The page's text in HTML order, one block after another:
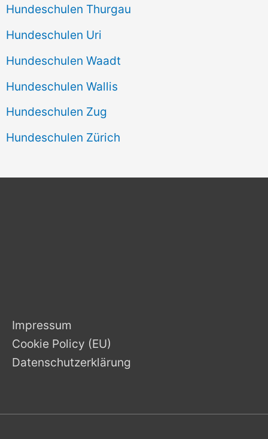
Hundeschulen Thurgau
Hundeschulen Uri
Hundeschulen Waadt
Hundeschulen Wallis
Hundeschulen Zug
Hundeschulen Zürich
Impressum
Cookie Policy (EU)
Datenschutzerklärung